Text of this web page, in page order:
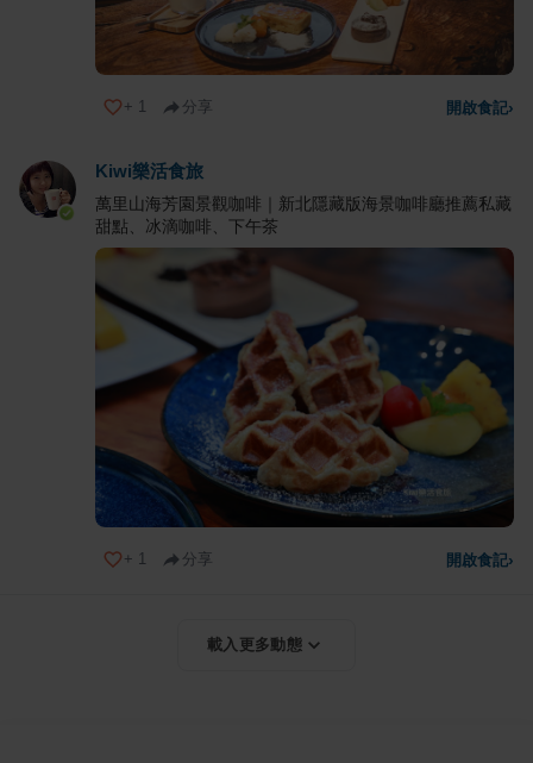
+ 1 分享 開啟食記›
Kiwi樂活食旅
萬里山海芳園景觀咖啡｜新北隱藏版海景咖啡廳推薦私藏
甜點、冰滴咖啡、下午茶
+ 1 分享 開啟食記›
載入更多動態